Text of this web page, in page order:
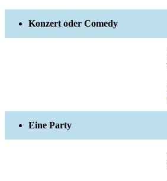
Konzert oder Comedy
Eine Party